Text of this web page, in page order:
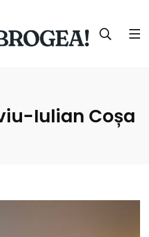
Iulian Coșa